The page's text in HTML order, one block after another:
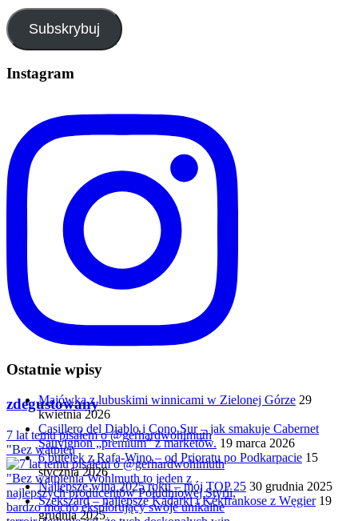
Subskrybuj
Instagram
zdegustowany
7 lat temu pisałem o @gerhardwohlmuth
"Bez wątpien
Ostatnie wpisy
Majówka z lubuskimi winnicami w Zielonej Górze 29
kwietnia 2026
Casillero del Diablo i Cono Sur – jak smakuje Cabernet
Sauvignon „premium” z marketów. 19 marca 2026
6 butelek z Rafa-Wino – od Prioratu po Podkarpacie 15
stycznia 2026
Najlepsze wina 2025 roku – mój TOP 25 30 grudnia 2025
Szekszárd – najlepsze Kadarki i Kékfrankose z Węgier 19
grudnia 2025